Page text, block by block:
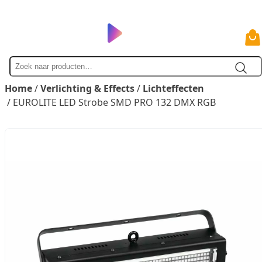
Zoek
naar
Home/Verlichting & Effects/ Lichteffecten
/ EUROLITE LED Strobe SMD PRO 132 DMX RGB